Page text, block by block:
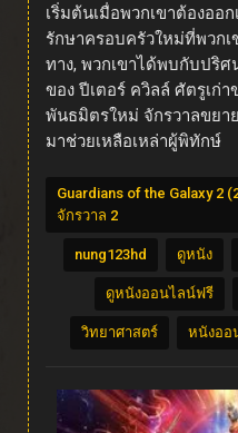
เริ่มต้นเมื่อพวกเขาต้องออ
รักษาครอบครัวใหม่ที่พวกเ
ทาง, พวกเขาได้พบกับปริศ
ของ ปีเตอร์ ควิลล์ ศัตรูเก่า
พันธมิตรใหม่ จักรวาลขยา
มาช่วยเหลือเหล่าผู้พิทักษ์
Guardians of the Galaxy 2
จักรวาล 2
nung123hd ดูหนัง
ดูหนังออนไลน์ฟรี
วิทยาศาสตร์ หนังออ